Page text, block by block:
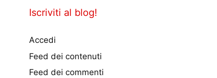
Iscriviti al blog!
Accedi
Feed dei contenuti
Feed dei commenti